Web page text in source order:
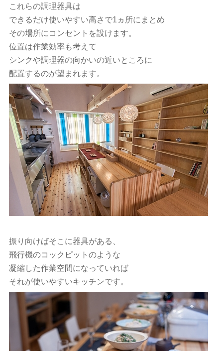
これらの調理器具は
できるだけ使いやすい高さで1ヵ所にまとめ
その場所にコンセントを設けます。
位置は作業効率も考えて
シンクや調理器の向かいの近いところに
配置するのが望まれます。
振り向けばそこに器具がある、
飛行機のコックピットのような
凝縮した作業空間になっていれば
それが使いやすいキッチンです。